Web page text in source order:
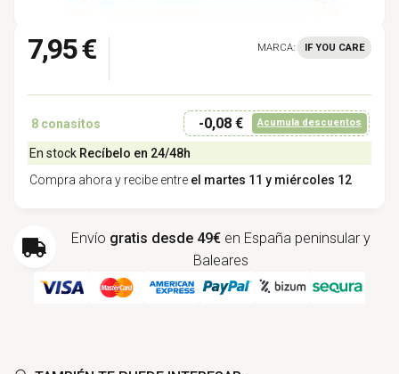
7,95 € MARCA: IF YOU CARE
8 conasitos -0,08 € Acumula descuentos
En stock Recíbelo en 24/48h
Compra ahora y recibe entre el martes 11 y miércoles 12
Envío gratis desde 49€ en España peninsular y
Baleares